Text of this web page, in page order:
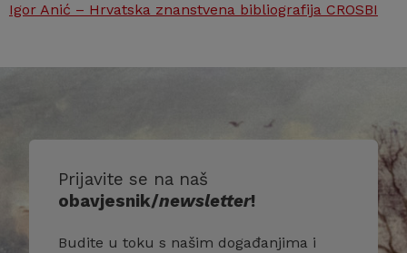
Igor Anić – Hrvatska znanstvena bibliografija CROSBI
Prijavite se na naš
obavjesnik/newsletter!
Budite u toku s našim događanjima i